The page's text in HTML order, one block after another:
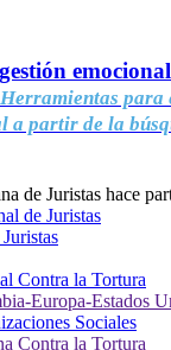
Herramientas para
a partir de la
de Juristas hace